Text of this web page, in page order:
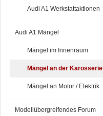
Audi A1 Werkstattaktionen
Audi A1 Mängel
Mängel im Innenraum
Mängel an der Karosserie
Mängel an Motor / Elektrik
Modellübergreifendes Forum